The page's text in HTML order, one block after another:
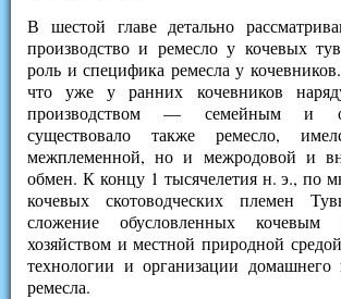
В шестой главе детально
производство и ремесло у кочевых
роль и специфика ремесла у
что уже у ранних кочевников
производством — семейным
существовало также ремесло,
межплеменной, но и межродовой и
обмен. К концу 1 тысячелетия н. э., по
кочевых скотоводческих племен
сложение обусловленных кочевым
хозяйством и местной природной
технологии и организации домашнего
ремесла.